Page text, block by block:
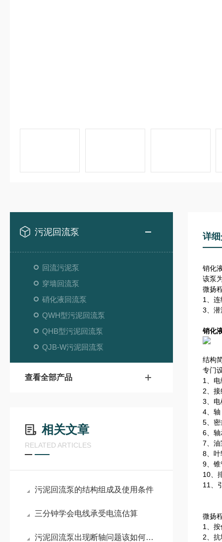
污泥回流泵
回流污泥泵
穿墙回流泵
硝化液回流泵
QWH型污泥回流泵
QHB型污泥回流泵
QJB-W污泥回流泵
查看全部产品
相关文章
RELATED ARTICLES
污泥回流泵的结构组成及使用条件
三分钟学会电线承受电流估算
污泥回流泵出现断轴问题该如何正确处理？
详
销化
该泵
微扬
1、
3、
销化
结构
专门
1、
2、
3、电
4、轴
5、密
6、
7、油
8、叶
9、锥
10、
11、
微扬
1、
2、